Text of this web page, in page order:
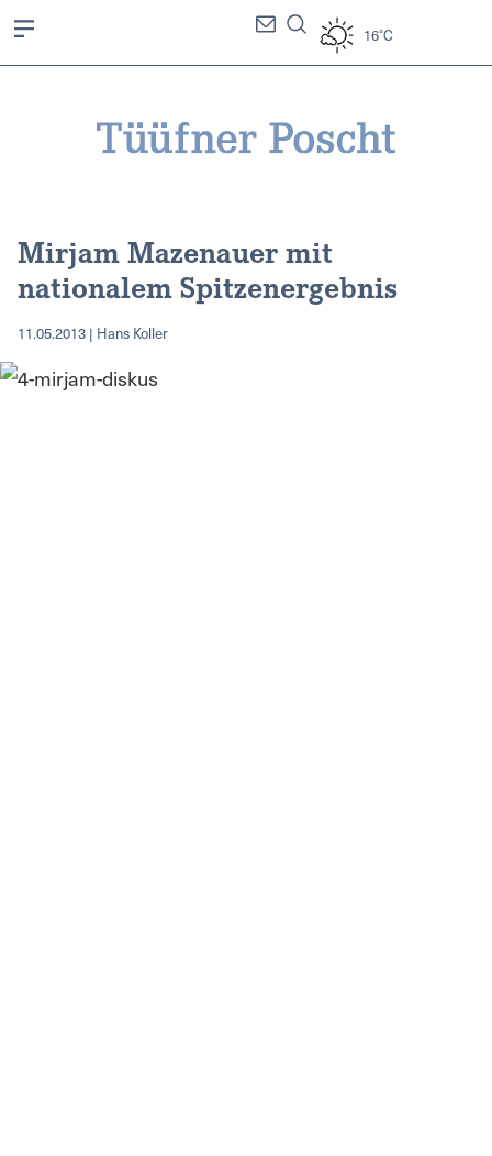
16°C
Mirjam Mazenauer mit
nationalem Spitzenergebnis
11.05.2013 | Hans Koller